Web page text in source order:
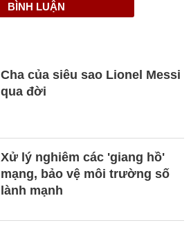
BÌNH LUẬN
Cha của siêu sao Lionel Messi
qua đời
Xử lý nghiêm các 'giang hồ'
mạng, bảo vệ môi trường số
lành mạnh